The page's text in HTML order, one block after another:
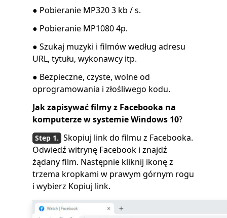
● Pobieranie MP320 3 kb / s.
● Pobieranie MP1080 4p.
● Szukaj muzyki i filmów według adresu
URL, tytułu, wykonawcy itp.
● Bezpieczne, czyste, wolne od
oprogramowania i złośliwego kodu.
Jak zapisywać filmy z Facebooka na
komputerze w systemie Windows 10?
Skopiuj link do filmu z Facebooka.
Odwiedź witrynę Facebook i znajdź
żądany film. Następnie kliknij ikonę z
trzema kropkami w prawym górnym rogu
i wybierz Kopiuj link.